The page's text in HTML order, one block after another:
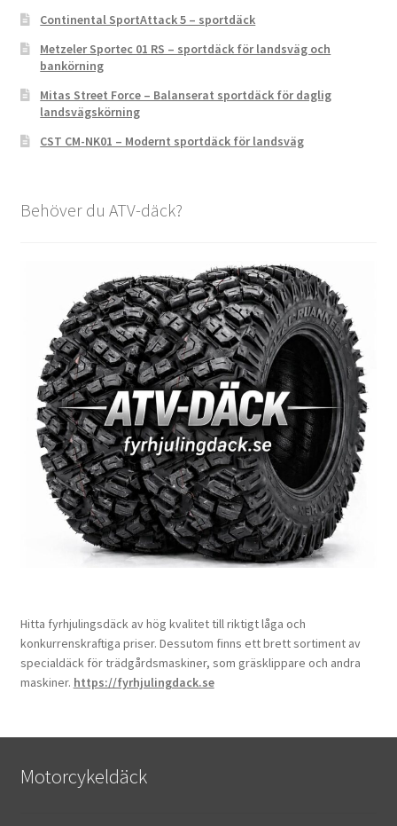
Continental SportAttack 5 – sportdäck
Metzeler Sportec 01 RS – sportdäck för landsväg och
bankörning
Mitas Street Force – Balanserat sportdäck för daglig
landsvägskörning
CST CM-NK01 – Modernt sportdäck för landsväg
Behöver du ATV-däck?
Hitta fyrhjulingsdäck av hög kvalitet till riktigt låga och
konkurrenskraftiga priser. Dessutom finns ett brett sortiment av
specialdäck för trädgårdsmaskiner, som gräsklippare och andra
maskiner. https://fyrhjulingdack.se
Motorcykeldäck